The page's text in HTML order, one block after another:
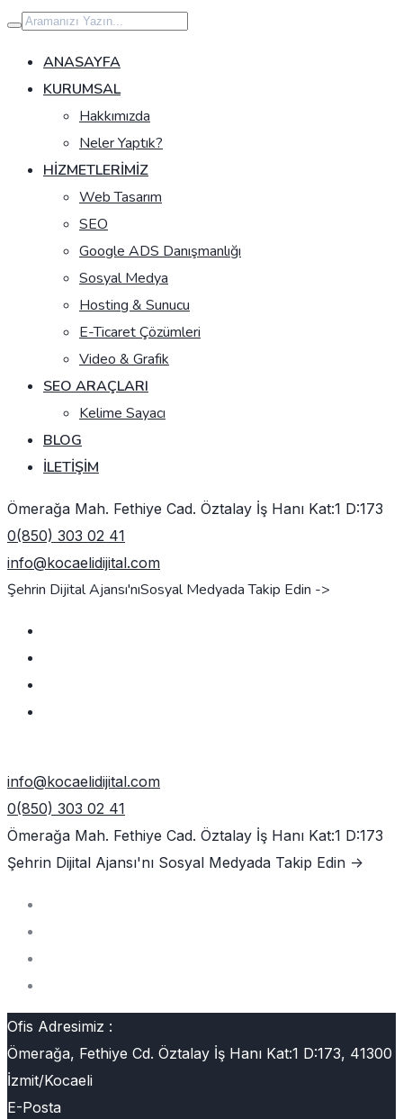
İçeriğe
geç
ANASAYFA
KURUMSAL
Hakkımızda
Neler Yaptık?
HIZMETLERIMIZ
Web Tasarım
SEO
Google ADS Danışmanlığı
Sosyal Medya
Hosting & Sunucu
E-Ticaret Çözümleri
Video & Grafik
SEO ARAÇLARI
Kelime Sayacı
BLOG
İLETIŞIM
Ömerağa Mah. Fethiye Cad. Öztalay İş Hanı Kat:1 D:173
0(850) 303 02 41
info@kocaelidijital.com
Şehrin Dijital Ajansı'nıSosyal Medyada Takip Edin ->
info@kocaelidijital.com
0(850) 303 02 41
Ömerağa Mah. Fethiye Cad. Öztalay İş Hanı Kat:1 D:173
Şehrin Dijital Ajansı'nı Sosyal Medyada Takip Edin ->
Ofis Adresimiz :
Ömerağa, Fethiye Cd. Öztalay İş Hanı Kat:1 D:173, 41300
İzmit/Kocaeli
E-Posta